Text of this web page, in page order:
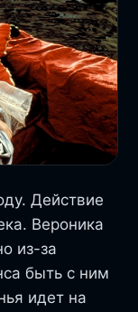
Действие
Вероника
из-за
быть с ним
идет на